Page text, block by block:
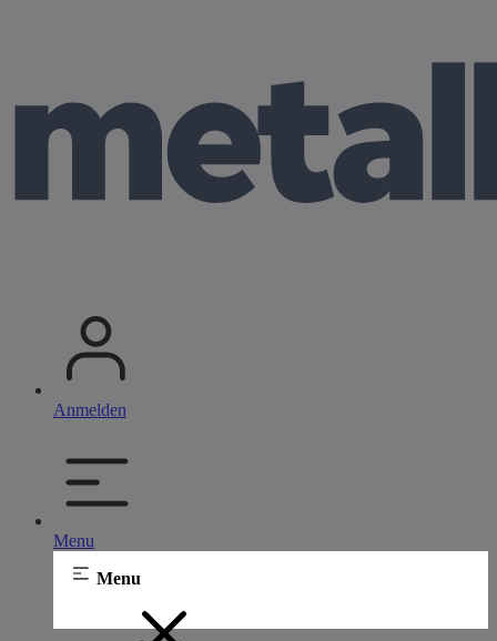
Anmelden
Menu
Menu